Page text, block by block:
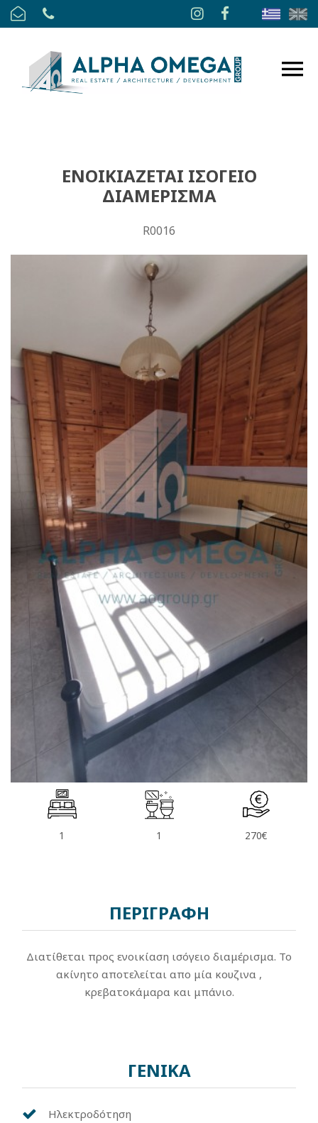
ΕΝΟΙΚΙΑΖΕΤΑΙ ΙΣΟΓΕΙΟ
ΔΙΑΜΕΡΙΣΜΑ
R0016
1 1 270€
ΠΕΡΙΓΡΑΦΗ
Διατίθεται προς ενοικίαση ισόγειο διαμέρισμα. Το
ακίνητο αποτελείται απο μία κουζινα ,
κρεβατοκάμαρα και μπάνιο.
ΓΕΝΙΚΑ
Ηλεκτροδότηση